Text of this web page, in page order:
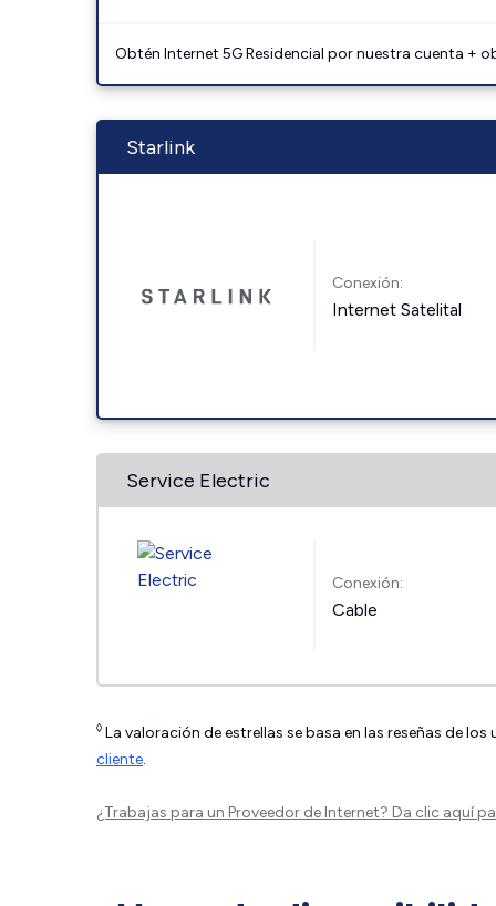
Obtén Internet 5G Residencial por nuestra cuenta +
Starlink
Conexión:
Internet Satelital
Service Electric
Conexión:
Cable
◊ La valoración de estrellas se basa en las reseñas de
cliente.
¿Trabajas para un Proveedor de Internet? Da clic aquí